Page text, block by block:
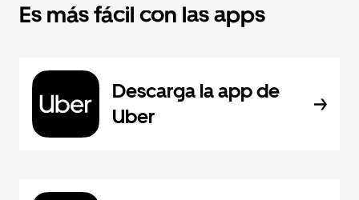
Es más fácil con las apps
Descarga la app de
Uber